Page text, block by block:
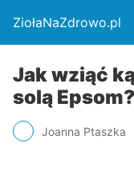
ZiołaNaZdrowo.pl
Jak wziąć
solą Epsom?
Joanna Ptaszka